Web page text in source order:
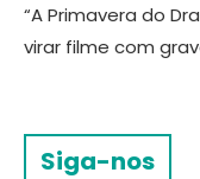
“A Primavera do
virar filme com
Siga-nos